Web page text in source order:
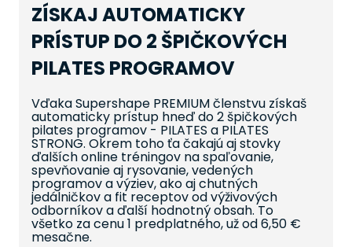
ZÍSKAJ AUTOMATICKY
PRÍSTUP DO 2 ŠPIČKOVÝCH
PILATES PROGRAMOV
Vďaka Supershape PREMIUM členstvu získaš
automaticky prístup hneď do 2 špičkových
pilates programov - PILATES a PILATES
STRONG. Okrem toho ťa čakajú aj stovky
ďalších online tréningov na spaľovanie,
spevňovanie aj rysovanie, vedených
programov a výziev, ako aj chutných
jedálničkov a fit receptov od výživových
odborníkov a ďalší hodnotný obsah. To
všetko za cenu 1 predplatného, už od 6,50 €
mesačne.